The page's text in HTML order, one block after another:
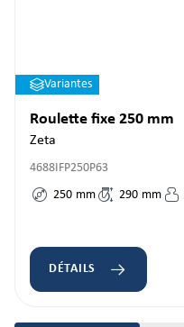
Variantes
Roulette fixe 250 mm
Zeta
4688IFP250P63
250 mm 290 mm
DÉTAILS